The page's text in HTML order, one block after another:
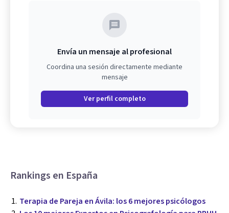
Envía un mensaje al profesional
Coordina una sesión directamente mediante
mensaje
Ver perfil completo
Rankings en España
Terapia de Pareja en Ávila: los 6 mejores psicólogos